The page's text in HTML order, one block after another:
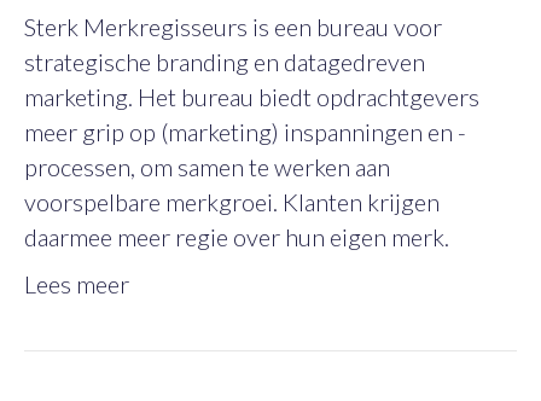
Sterk Merkregisseurs is een bureau voor
strategische branding en datagedreven
marketing. Het bureau biedt opdrachtgevers
meer grip op (marketing) inspanningen en -
processen, om samen te werken aan
voorspelbare merkgroei. Klanten krijgen
daarmee meer regie over hun eigen merk.
Lees meer